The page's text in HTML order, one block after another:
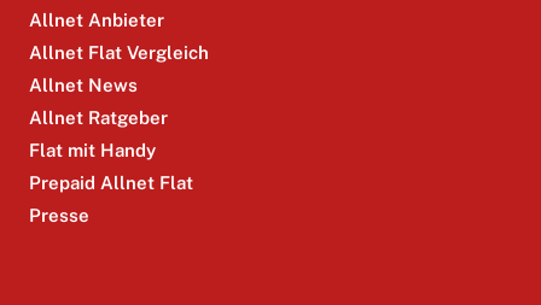
Allnet Anbieter
Allnet Flat Vergleich
Allnet News
Allnet Ratgeber
Flat mit Handy
Prepaid Allnet Flat
Presse